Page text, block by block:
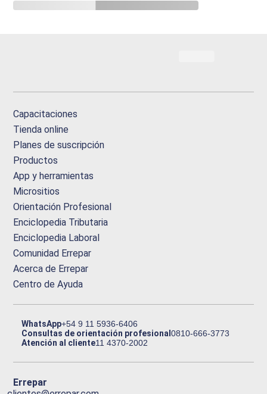
Capacitaciones
Tienda online
Planes de suscripción
Productos
App y herramientas
Micrositios
Orientación Profesional
Enciclopedia Tributaria
Enciclopedia Laboral
Comunidad Errepar
Acerca de Errepar
Centro de Ayuda
WhatsApp+54 9 11 5936-6406
Consultas de orientación profesional0810-666-3773
Atención al cliente11 4370-2002
Errepar